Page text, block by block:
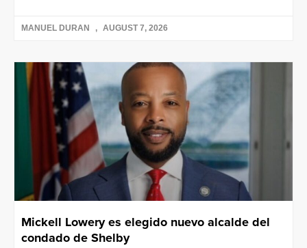
MANUEL DURAN AUGUST 7, 2026
Mickell Lowery es elegido nuevo alcalde del
condado de Shelby